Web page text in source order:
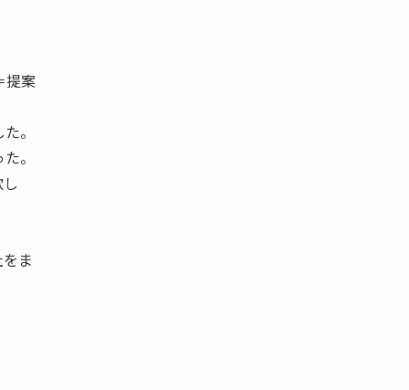
提案
。
。
ま